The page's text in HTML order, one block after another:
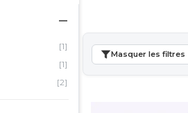
[1]
[1]
[2]
Masquer les filtres